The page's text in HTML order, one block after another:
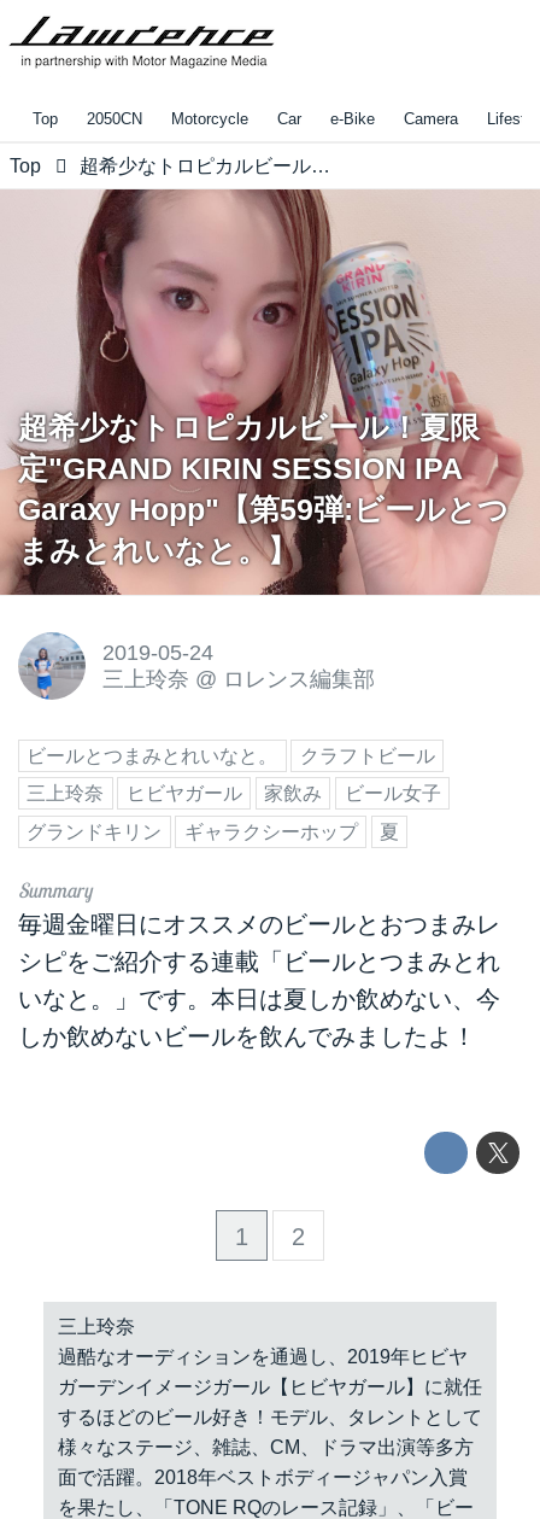
Top 2050CN Motorcycle Car e-Bike Camera
Top 超希少なトロピカルビール！夏限定"GRAND KIRIN SESSION IPA Garaxy Hopp"【第59弾:ビールとつまみとれいなと。】
超希少なトロピカルビール！夏限
定"GRAND KIRIN SESSION IPA
Garaxy Hopp"【第59弾:ビールとつ
まみとれいなと。】
2019-05-24
三上玲奈 @ ロレンス編集部
ビールとつまみとれいなと。
クラフトビール
三上玲奈
ヒビヤガール 家飲み
ビール女子
グランドキリン
ギャラクシーホップ 夏
毎週金曜日にオススメのビールとおつまみレ
シピをご紹介する連載「ビールとつまみとれ
いなと。」です。本日は夏しか飲めない、今
しか飲めないビールを飲んでみましたよ！
1 2
三上玲奈
過酷なオーディションを通過し、2019年ヒビヤ
ガーデンイメージガール【ヒビヤガール】に就任
するほどのビール好き！モデル、タレントとして
様々なステージ、雑誌、CM、ドラマ出演等多方
面で活躍。2018年ベストボディージャパン入賞
を果たし、「TONE RQのレース記録」、「ビー